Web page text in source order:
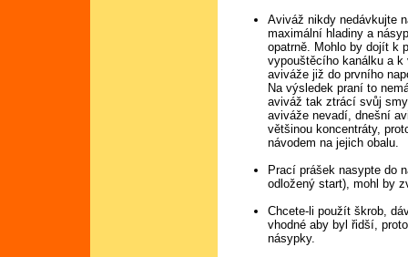
Aviváž nikdy nedávkujte
maximální hladiny a
opatrně. Mohlo by dojít k
vypouštěcího kanálku a k
aviváže již do prvního
Na výsledek praní to
aviváž tak ztrácí svůj
aviváže nevadí, dnešní
většinou koncentráty,
návodem na jejich obalu.
Prací prášek nasypte do
odložený start), mohl by
Chcete-li použít škrob,
vhodné aby byl řidší,
násypky.